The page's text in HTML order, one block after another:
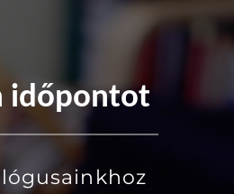
időpontot